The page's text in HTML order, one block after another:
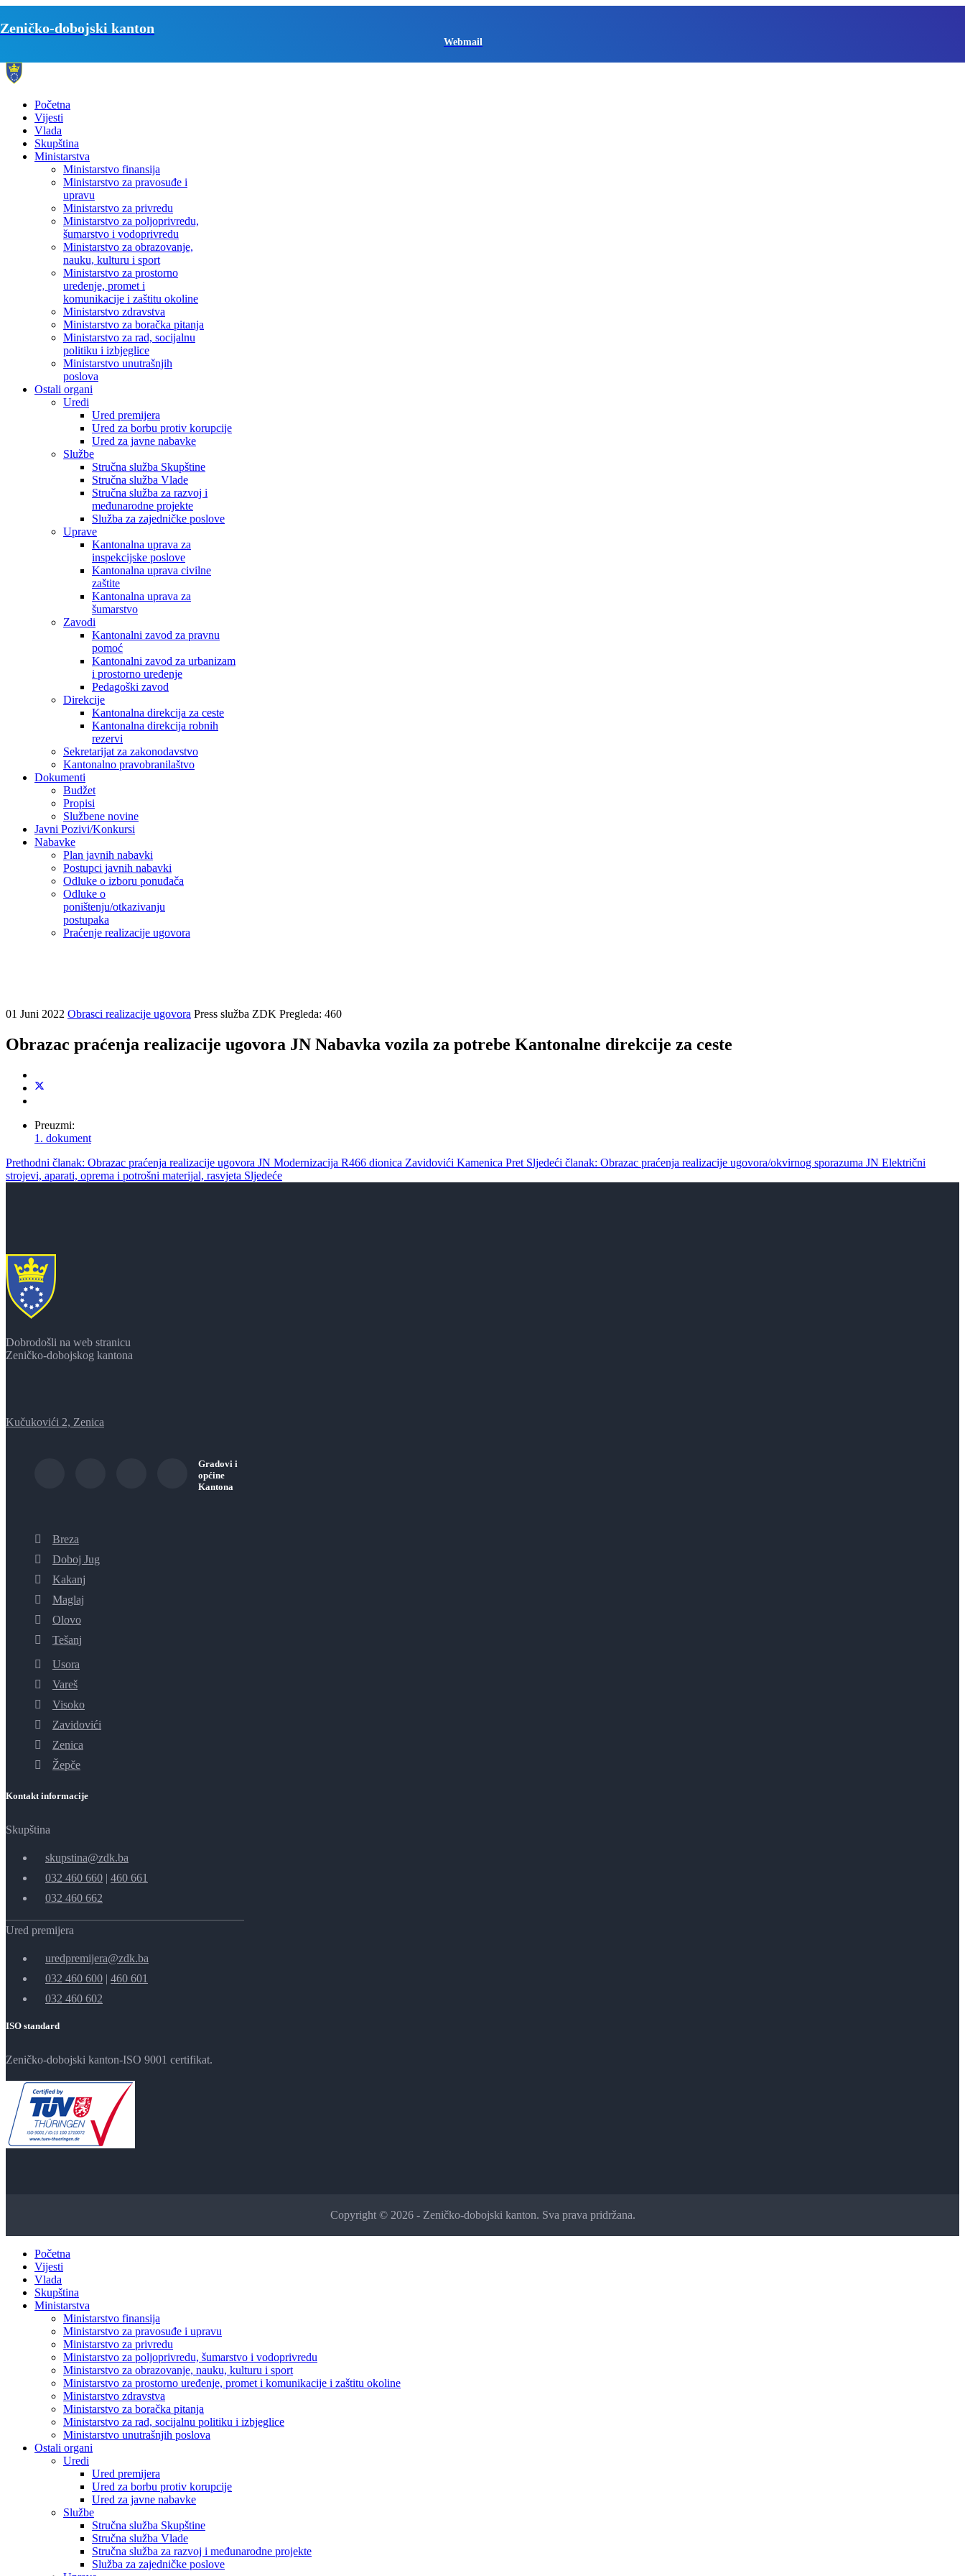
Zeničko-dobojski kanton
Webmail
Početna
Vijesti
Vlada
Skupština
Ministarstva
Ministarstvo finansija
Ministarstvo za pravosuđe i
upravu
Ministarstvo za privredu
Ministarstvo za poljoprivredu,
šumarstvo i vodoprivredu
Ministarstvo za obrazovanje,
nauku, kulturu i sport
Ministarstvo za prostorno
uređenje, promet i
komunikacije i zaštitu okoline
Ministarstvo zdravstva
Ministarstvo za boračka pitanja
Ministarstvo za rad, socijalnu
politiku i izbjeglice
Ministarstvo unutrašnjih
poslova
Ostali organi
Uredi
Ured premijera
Ured za borbu protiv korupcije
Ured za javne nabavke
Službe
Stručna služba Skupštine
Stručna služba Vlade
Stručna služba za razvoj i
međunarodne projekte
Služba za zajedničke poslove
Uprave
Kantonalna uprava za
inspekcijske poslove
Kantonalna uprava civilne
zaštite
Kantonalna uprava za
šumarstvo
Zavodi
Kantonalni zavod za pravnu
pomoć
Kantonalni zavod za urbanizam
i prostorno uređenje
Pedagoški zavod
Direkcije
Kantonalna direkcija za ceste
Kantonalna direkcija robnih
rezervi
Sekretarijat za zakonodavstvo
Kantonalno pravobranilaštvo
Dokumenti
Budžet
Propisi
Službene novine
Javni Pozivi/Konkursi
Nabavke
Plan javnih nabavki
Postupci javnih nabavki
Odluke o izboru ponuđača
Odluke o
poništenju/otkazivanju
postupaka
Praćenje realizacije ugovora
01 Juni 2022 Obrasci realizacije ugovora Press služba ZDK Pregleda: 460
Obrazac praćenja realizacije ugovora JN Nabavka vozila za potrebe Kantonalne direkcije za ceste
Preuzmi:
1. dokument
Prethodni članak: Obrazac praćenja realizacije ugovora JN Modernizacija R466 dionica Zavidovići Kamenica Pret Sljedeći članak: Obrazac praćenja realizacije ugovora/okvirnog sporazuma JN Električni
strojevi, aparati, oprema i potrošni materijal, rasvjeta Sljedeće
Dobrodošli na web stranicu
Zeničko-dobojskog kantona
Kučukovići 2, Zenica
Gradovi i
općine
Kantona
Breza
Doboj Jug
Kakanj
Maglaj
Olovo
Tešanj
Usora
Vareš
Visoko
Zavidovići
Zenica
Žepče
Kontakt informacije
Skupština
skupstina@zdk.ba
032 460 660 | 460 661
032 460 662
Ured premijera
uredpremijera@zdk.ba
032 460 600 | 460 601
032 460 602
ISO standard
Zeničko-dobojski kanton-ISO 9001 certifikat.
Copyright © 2026 - Zeničko-dobojski kanton. Sva prava pridržana.
Početna
Vijesti
Vlada
Skupština
Ministarstva
Ministarstvo finansija
Ministarstvo za pravosuđe i upravu
Ministarstvo za privredu
Ministarstvo za poljoprivredu, šumarstvo i vodoprivredu
Ministarstvo za obrazovanje, nauku, kulturu i sport
Ministarstvo za prostorno uređenje, promet i komunikacije i zaštitu okoline
Ministarstvo zdravstva
Ministarstvo za boračka pitanja
Ministarstvo za rad, socijalnu politiku i izbjeglice
Ministarstvo unutrašnjih poslova
Ostali organi
Uredi
Ured premijera
Ured za borbu protiv korupcije
Ured za javne nabavke
Službe
Stručna služba Skupštine
Stručna služba Vlade
Stručna služba za razvoj i međunarodne projekte
Služba za zajedničke poslove